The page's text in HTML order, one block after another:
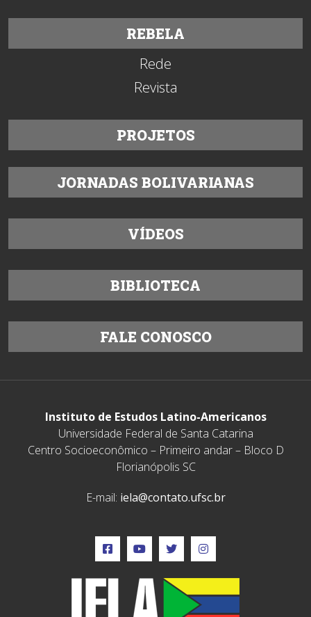
REBELA
Rede
Revista
PROJETOS
JORNADAS BOLIVARIANAS
VÍDEOS
BIBLIOTECA
FALE CONOSCO
Instituto de Estudos Latino-Americanos
Universidade Federal de Santa Catarina
Centro Socioeconômico – Primeiro andar – Bloco D
Florianópolis SC
E-mail: iela@contato.ufsc.br